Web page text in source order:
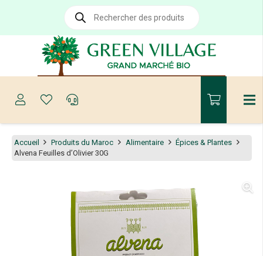
Recherche
produits
Accueil Produits du Maroc Alimentaire
Épices & Plantes
Alvena Feuilles d’Olivier 30G